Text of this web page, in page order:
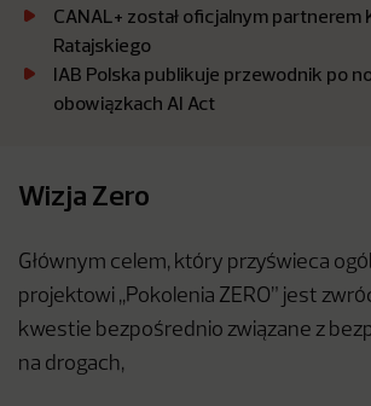
CANAL+ został oficjalnym partnerem
Ratajskiego
IAB Polska publikuje przewodnik po
obowiązkach AI Act
Wizja Zero
Głównym celem, który przyświeca
projektowi ,,Pokolenia ZERO” jest
kwestie bezpośrednio związane z
na drogach,